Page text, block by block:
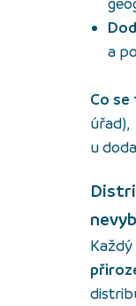
a
Co
úřad),
u
Každý